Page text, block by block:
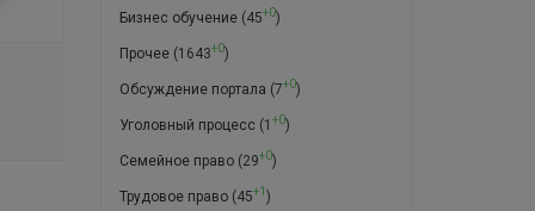
Бизнес обучение(45+0)
Прочее(1643+0)
Обсуждение портала (7+0)
Уголовный процесс (1 +0)
Семейное право(29+0)
Трудовое право(45+1 )